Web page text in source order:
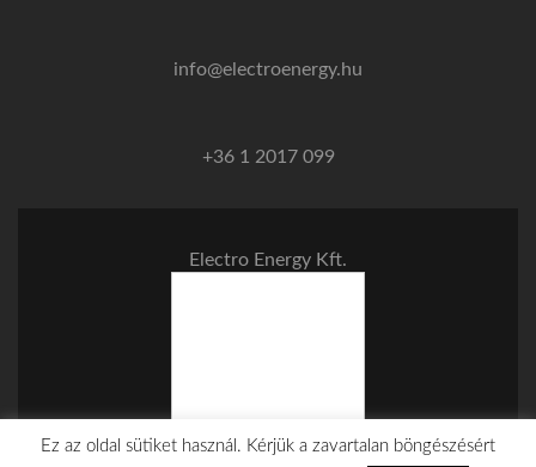
info@electroenergy.hu
+36 1 2017 099
Electro Energy Kft.
Ez az oldal sütiket használ. Kérjük a zavartalan böngészésért